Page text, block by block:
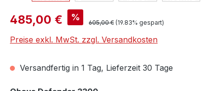
Verkaufspreis:
485,00 € % Regulärer Preis:
605,00 € (19.83% gespart)
Preise exkl. MwSt. zzgl. Versandkosten
Versandfertig in 1 Tag, Lieferzeit 30 Tage